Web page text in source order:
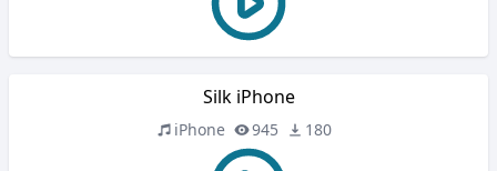
Silk iPhone
iPhone 945 180